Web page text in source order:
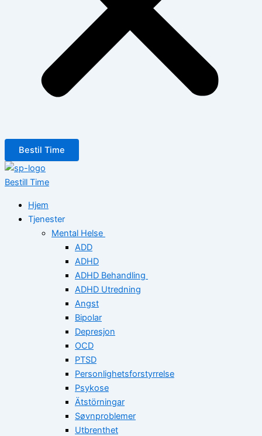
Bestil Time
Bestill Time
Hjem
Tjenester
Mental Helse
ADD
ADHD
ADHD Behandling
ADHD Utredning
Angst
Bipolar
Depresjon
OCD
PTSD
Personlighetsforstyrrelse
Psykose
Ätstörningar
Søvnproblemer
Utbrenthet